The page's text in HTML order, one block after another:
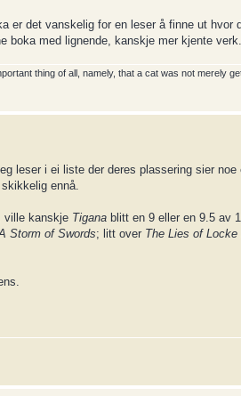
er det vanskelig for en leser å finne ut hvor
boka med lignende, kanskje mer kjente verk.
thing of all, namely, that a cat was not merely
leser i ei liste der deres plassering sier
ennå.
ville kanskje Tigana blitt en 9 eller en 9.5 av
Storm of Swords; litt over The Lies of Locke